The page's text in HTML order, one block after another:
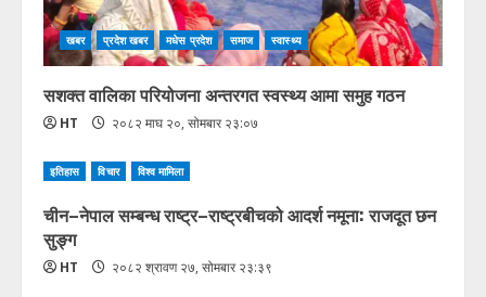
खबर प्रदेश खबर मधेस प्रदेश समाज स्वास्थ्य
सशक्त वालिका परियोजना अन्तरगत स्वस्थ्य आमा समुह गठन
HT २०८२ माघ २०, सोमबार २३:०७
इतिहास विचार विश्व मामिला
चीन–नेपाल सम्बन्ध राष्ट्र–राष्ट्रबीचको आदर्श नमूना: राजदूत छन
सुङ्ग
HT २०८२ श्रावण २७, सोमबार २३:३९